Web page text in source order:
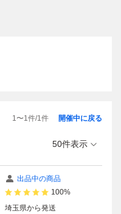
1〜1件/1件 開催中に戻る
50件表示
出品中の商品
100%
埼玉県から発送